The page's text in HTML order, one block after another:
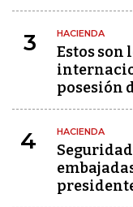
3 HACIENDA
Estos son
posesión
4 HACIENDA